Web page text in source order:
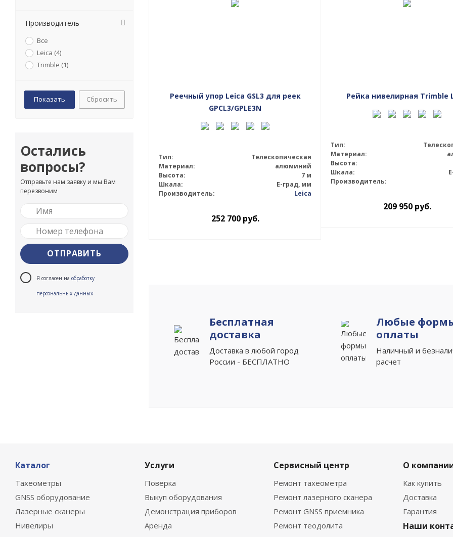
Реечный упор Leica GSL3 для реек
GPCL3/GPLE3N
Тип:
Телескопическая
Материал:
алюминий
Высота:
7 м
Шкала:
E-град, мм
Производитель:
Leica
252 700руб.
Рейка нивелирная Trimble
Тип:
Материал:
Высота:
Шкала:
Производитель:
209 950руб.
Бесплатная
доставка
Доставка в любой город
России - БЕСПЛАТНО
Любые
оплаты
Наличный и
расчет
Производитель
Все
Leica (4)
Trimble (1)
Сбросить
Остались
вопросы?
Отправьте нам заявку и мы Вам
перезвоним
Я согласен на обработку
персональных данных
Каталог
Тахеометры
GNSS оборудование
Лазерные сканеры
Нивелиры
Услуги
Поверка
Выкуп оборудования
Демонстрация приборов
Аренда
Сервисный центр
Ремонт тахеометра
Ремонт лазерного сканера
Ремонт GNSS приемника
Ремонт теодолита
О
Как купить
Доставка
Гарантия
Наши